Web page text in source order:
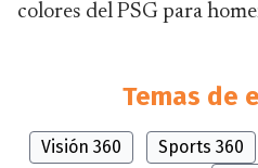
colores del PSG para
Temas de
Visión 360 Sports 360